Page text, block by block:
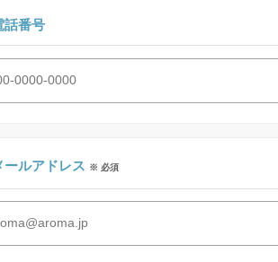
話番号
ールアドレス ※ 必須